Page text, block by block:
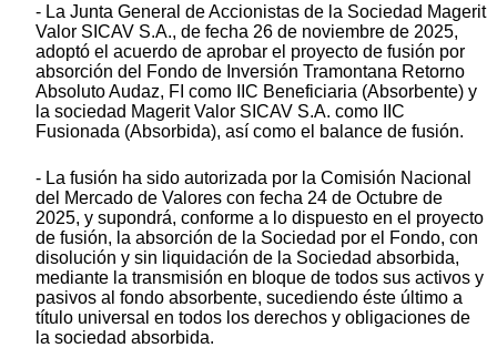
- La Junta General de Accionistas de la Sociedad Magerit
Valor SICAV S.A., de fecha 26 de noviembre de 2025,
adoptó el acuerdo de aprobar el proyecto de fusión por
absorción del Fondo de Inversión Tramontana Retorno
Absoluto Audaz, FI como IIC Beneficiaria (Absorbente) y
la sociedad Magerit Valor SICAV S.A. como IIC
Fusionada (Absorbida), así como el balance de fusión.
- La fusión ha sido autorizada por la Comisión Nacional
del Mercado de Valores con fecha 24 de Octubre de
2025, y supondrá, conforme a lo dispuesto en el proyecto
de fusión, la absorción de la Sociedad por el Fondo, con
disolución y sin liquidación de la Sociedad absorbida,
mediante la transmisión en bloque de todos sus activos y
pasivos al fondo absorbente, sucediendo éste último a
título universal en todos los derechos y obligaciones de
la sociedad absorbida.